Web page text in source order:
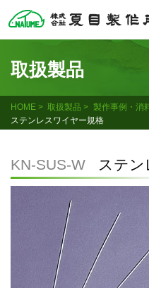
Skip
取扱製品
HOME 取扱製品
製作事例・消
ステンレスワイヤー規格
KN-SUS-W ステ